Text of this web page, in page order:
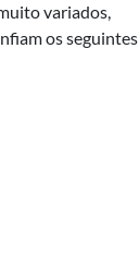
variados,
os seguintes